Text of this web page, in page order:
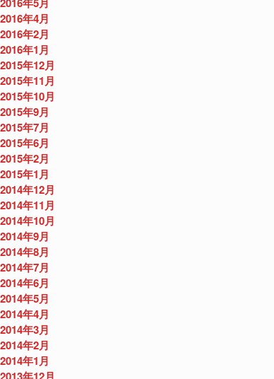
2016年4月
2016年2月
2016年1月
2015年12月
2015年11月
2015年10月
2015年9月
2015年7月
2015年6月
2015年2月
2015年1月
2014年12月
2014年11月
2014年10月
2014年9月
2014年8月
2014年7月
2014年6月
2014年5月
2014年4月
2014年3月
2014年2月
2014年1月